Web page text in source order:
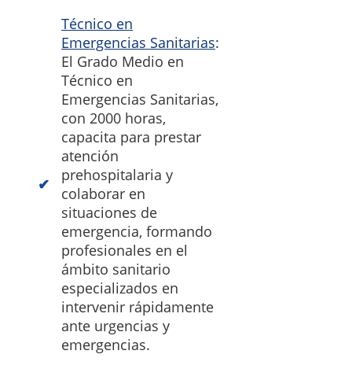
Técnico en
Emergencias Sanitarias:
El Grado Medio en
Técnico en
Emergencias Sanitarias,
con 2000 horas,
capacita para prestar
atención
prehospitalaria y
colaborar en
situaciones de
emergencia, formando
profesionales en el
ámbito sanitario
especializados en
intervenir rápidamente
ante urgencias y
emergencias.